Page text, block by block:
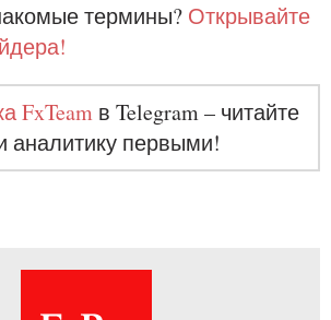
термины? Открывайте
FxTeam в Telegram – читайте
аналитику первыми!